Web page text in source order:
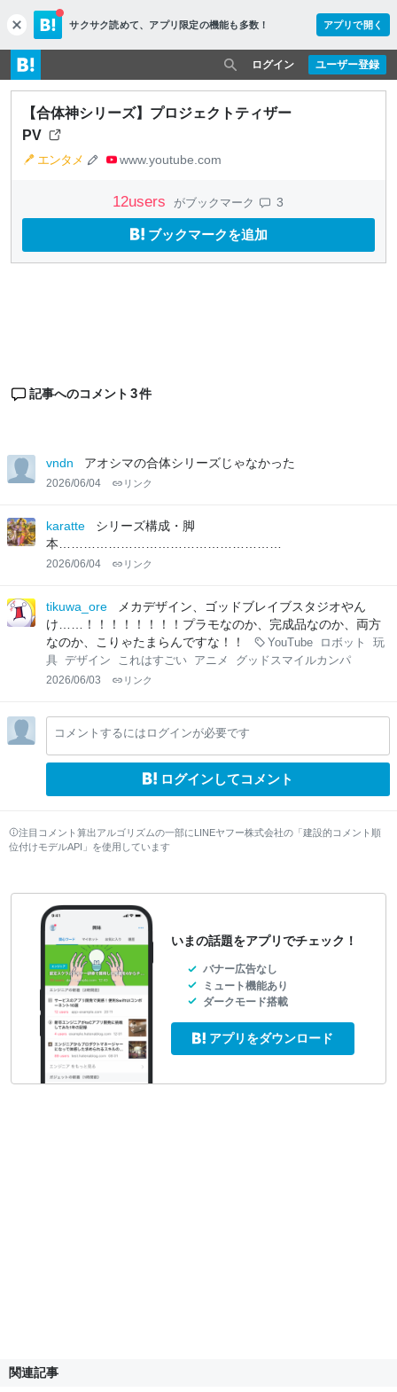
c
l
o
s
e
サクサク読めて、 アプリ限定の機能も多数！ アプリで開く
ユーザー登録
ログイン
【合体神シリーズ】プロジェクトティザー
PV
エンタメ www.youtube.com
12users がブックマーク 3
ブックマークを追加
記事へのコメント 3件
vndn アオシマの合体シリーズじゃなかった
2026/06/04 リンク
karatte
シリーズ構成・脚
本………………………………………………
2026/06/04 リンク
tikuwa_ore
メカデザイン、ゴッドブレイブスタジオやん
け……！！！！！！！！プラモなのか、完成品なのか、両方
なのか、こりゃたまらんですな！！
YouTube ロボット
玩
具 デザイン これはすごい アニメ グッドスマイルカンパ
2026/06/03 リンク
コメントするにはログインが必要です
ログインしてコメント
注目コメント算出アルゴリズムの一部にLINEヤフー株式会社の「建設的コメント順
位付けモデルAPI」を使用しています
いまの話題をアプリでチェック！
バナー広告なし
ミュート機能あり
ダークモード搭載
アプリをダウンロード
関連記事